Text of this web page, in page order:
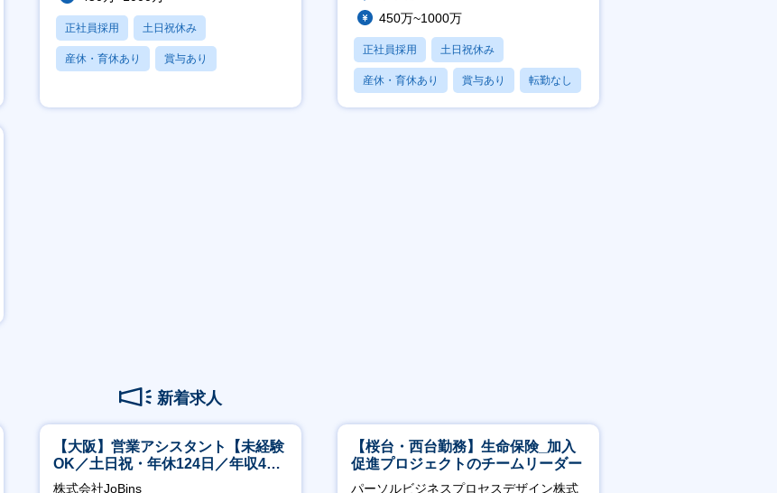
正社員採用 土日祝休み
産休・育休あり 賞与あり
450万~1000万
正社員採用 土日祝休み
産休・育休あり 賞与あり 転勤なし
新着求人
【大阪】営業アシスタント【未経験
OK／土日祝・年休124日／年収400
万～／転勤なし】
株式会社JoBins
【桜台・西台勤務】生命保険_加入
促進プロジェクトのチームリーダー
パーソルビジネスプロセスデザイン株式